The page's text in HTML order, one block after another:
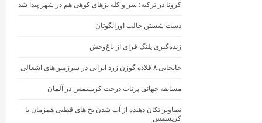
کرونا در ترکیه؛ سر و کله بزهای کوهی هم در شهر پیدا شد
دست شستن جالب اورانگوتان
زنده‌گیری پلنگ فرای از باغ‌وحش
جابجایی ۸ قلاده گوزن زرد ایرانی در سرزمین‌های اشغالی
مسابقه جهانی پرتاب درخت کریسمس در آلمان
تصاویر تکان دهنده از آب شدن یخ های قطبی همزمان با
کریسمس